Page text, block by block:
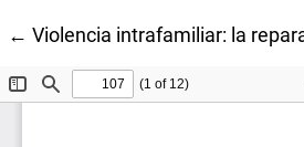
←Volver a los detalles del
Violencia intrafamiliar: la